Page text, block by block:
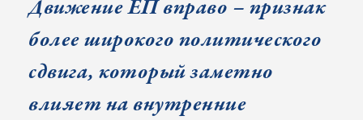
Движение ЕП вправо – признак
более широкого политического
сдвига, который заметно
влияет на внутренние